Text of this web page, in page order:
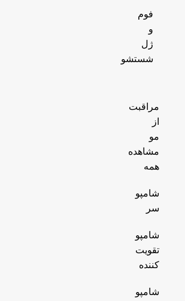
فوم
و
ژل
شستشو
مراقبت
از
مو
مشاهده
همه
شامپو
سر
شامپو
تقویت
کننده
شامپو